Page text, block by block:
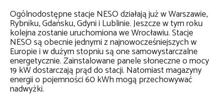
Ogólnodostępne stacje NESO działają już w Warszawie,
Rybniku, Gdańsku, Gdyni i Lublinie. Jeszcze w tym roku
kolejna zostanie uruchomiona we Wrocławiu. Stacje
NESO są obecnie jednymi z najnowocześniejszych w
Europie i w dużym stopniu są one samowystarczalne
energetycznie. Zainstalowane panele słoneczne o mocy
19 kW dostarczają prąd do stacji. Natomiast magazyny
energii o pojemności 60 kWh mogą przechowywać
nadwyżki.